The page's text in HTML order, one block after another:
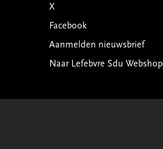
X
Facebook
Aanmelden nieuwsbrief
Naar Lefebvre Sdu Webshop